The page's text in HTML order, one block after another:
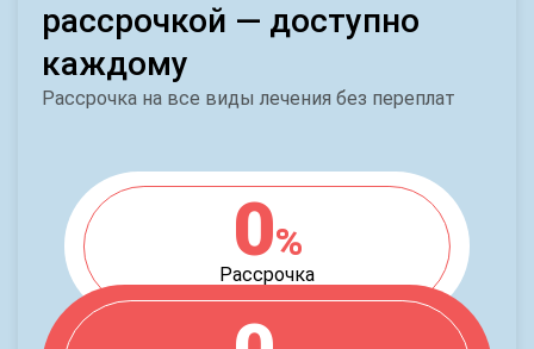
рассрочкой — доступно
каждому
Рассрочка на все виды лечения без переплат
0%
Рассрочка